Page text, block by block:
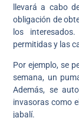
llevará a cabo
obligación de
los
permitidas y las
Por ejemplo, se
semana, un
Además, se
invasoras como
jabalí.